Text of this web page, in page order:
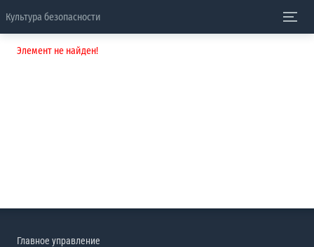
Культура безопасности
Элемент не найден!
Главное управление